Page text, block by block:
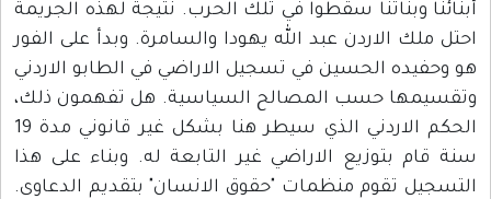
أبنائنا وبناتنا سقطوا في تلك الحرب. نتيجة لهذه الجريمة
احتل ملك الاردن عبد الله يهودا والسامرة. وبدأ على الفور
هو وحفيده الحسين في تسجيل الاراضي في الطابو الاردني
وتقسيمها حسب المصالح السياسية. هل تفهمون ذلك،
الحكم الاردني الذي سيطر هنا بشكل غير قانوني مدة 19
سنة قام بتوزيع الاراضي غير التابعة له. وبناء على هذا
التسجيل تقوم منظمات "حقوق الانسان" بتقديم الدعاوى.